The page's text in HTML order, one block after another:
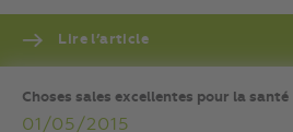
Lire l’article
Choses sales excellentes pour la santé
01/05/2015